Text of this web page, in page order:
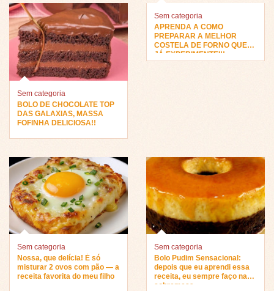
Sem categoria
BOLO DE CHOCOLATE TOP
DAS GALAXIAS, MASSA
FOFINHA DELICIOSA!!
Sem categoria
APRENDA A COMO
PREPARAR A MELHOR
COSTELA DE FORNO QUE
JÁ EXPERIMENTEI!!
Sem categoria
Nossa, que delícia! É só
misturar 2 ovos com pão — a
receita favorita do meu filho
Sem categoria
Bolo Pudim Sensacional:
depois que eu aprendi essa
receita, eu sempre faço na
sobremesa…